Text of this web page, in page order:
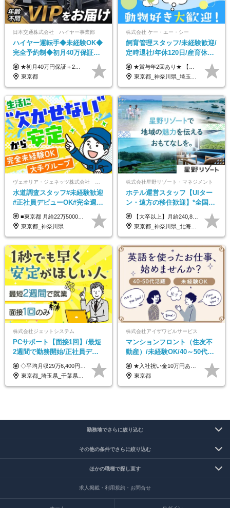
日本交通株式会社 ハイヤー事業部
ハイヤー運転手◆未経験OK◆
完全予約制◆初月40万保証◆
平均年収600万◆約4ヶ月研修
あり◆運転は1日4hほど
★初月40万円保証＋2～6ヶ月目35万円保証 ★平均年収600万円 月給236,000円（一律手当含む）＋運転手当（運転した時間に応じて支給）＋残業代＋賞与年2回 ※基礎研修期間（10日間）は日給1万円を支給します ※試用期間中（3ヶ月）の給与・待遇に差異はありません ※残業代は全額支給します
東京都
株式会社 ケー・エー・シー
飼育管理スタッフ/未経験歓迎/
定時退社/年休120日/産育休実
績あり/連休取得OK/賞与年2
回/急募求人
★賞与年2回あり★ 【未経験の方】月給20万7,750円～＋賞与年2回＋残業代全額支給＋交通費支給 【生物系大卒の方】月給21万3,750円～＋賞与年2回＋残業代全額支給＋交通費支給 ★手当が充実★ ・資格手当（実験動物技術者2級：月3,000円、1級：月7,000円） ・家族手当 ・住宅費用補助（転居を伴う転勤の場合：最大5年間支給） ・残業代全額支給 ※入社5年目程度で賞与4.6ヶ月分の支給実績あり ※月給の金額は、能力やスキルを考慮して決定します ※試用期間6ヶ月あり（雇用形態・給与・待遇に差異なし）
東京都_神奈川県_埼玉県_大阪府_愛知県_茨城県_三重県_京都府_佐賀県
水道調査スタッフ#未経験歓迎
#正社員デビューOK#完全週休
2日制#年休125日#資格取得支
援有#社員数千人以上
■東京都 月給22万5000円（東京地域手当3万円含）～25万円＋残業代全額支給＋各種手当 ■神奈川県 月給19万5000円～24万円＋残業代全額支給＋各種手当 ※年齢・経験を考慮し決定 ※試用期間3ヶ月（期間中の給与・待遇に差異はありません） ◆通勤手当あり（全額支給） ◆昇給年1回、賞与年2回。世界最大級の環境企業グループならではの安定した給与体系です。
東京都_神奈川県
株式会社星野リゾート・マネジメント
ホテル運営スタッフ【UIター
ン・遠方の移住歓迎】*全国募
集*週休3日/年休161日可*未経
験OK*新規開業あり
【大卒以上】月給240,800円以上+賞与2回+各種手当 【短大・専門学校卒】月給204,400円以上+賞与2回+各種手当 【上記以外】月給187,000円以上+賞与2回+各種手当 ※経験、資格、能力等を考慮の上、決定いたします ※残業代全額支給 ※試用期間3ヶ月（条件変更なし）
東京都_神奈川県_北海道_青森県_山形県_福島県_栃木県_群馬県_山梨県_長野県_石川県_静岡県_岐阜県_京都府_広島県_島根県_山口県_高知県_長崎県_大分県_鹿児島県_沖縄県
株式会社ジェットシステム
PCサポート【面接1回】/最短
2週間で勤務開始/正社員デビ
ュー歓迎/未経験9割以上/社員
寮・住宅手当あり
◇平均月収29万6,400円(各種手当含む) ◇住宅手当⇒最大家賃の半額支給 ◇賞与年2回支給 ■月給22万5,000円以上＋地域手当＋時間外手当＋住宅手当＋家族手当 ※経験やスキルに応じて給与を決定します ※試用期間2ヶ月あり（期間内は時給1,060円以上となります） └地域により上がる可能性があり／例：東京都時給1,370円 └その他待遇に差異なし ＜モデル月収例＞ 1年目：296,400円 3年目：320,000円 【固定残業代について】 なし（残業代は、実際の労働時間に応じて別途全額支給）
東京都_埼玉県_千葉県_愛知県_北海道_群馬県_長野県_富山県_石川県_静岡県_香川県_高知県_熊本県_長崎県_沖縄県
株式会社アイザワビルサービス
マンションフロント（住友不
動産）/未経験OK/40～50代活
躍/月平均労働時間142h/賞与
年2回/TF303
★入社祝い金10万円あり！ ■月給24万5,000円＋賞与年2回(2カ月/2025年実績)＋時間外手当＋資格手当＋交通費 ※一律英会話手当（2万円）を含みます ※給与は経験・能力等を考慮して決定します ※試用期間あり（3ヵ月） 給与や福利厚生に変更はありません。 ≪昇給、賞与、および各種諸手当について≫ ◇入社お祝い金（10万円 ※3カ月精勤後支給） ◇昇給/年1回 ◇賞与/年2回(2カ月/2025年実績) ◇時間外手当 ◇資格手当 └・ビル設備管理技能士1級（1万円/月） ・ビル設備管理技能士2級（5000円/月） ・建築物環境衛生管理技術者（1万円/月） ・防火管理技能者（3000円/月） 他 ◇物件手当（最大2万円 ※物件により異なる） ◇退職金あり
東京都
勤務地でさらに絞り込む
その他の条件でさらに絞り込む
ほかの職種で探し直す
求人掲載・利用規約・お問合せ